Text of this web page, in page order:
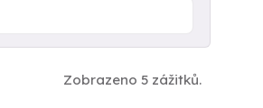
Zobrazeno 5 zážitků.